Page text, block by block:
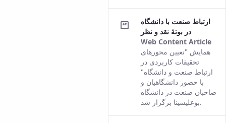
ارتباط صنعت با دانشگاه
در بوتۀ نقد و نظر
Web Content Article
همایش "تعیین محورهای
تحقیقات کاربردی در
ارتباط صنعت و دانشگاه"
با حضور دانشگاهیان و
صاحبان صنعت در دانشگاه
بوعلی­سینا برگزار شد.